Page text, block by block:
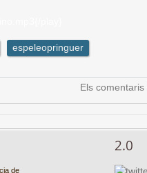
espeleopringuer
Els
de
2.0